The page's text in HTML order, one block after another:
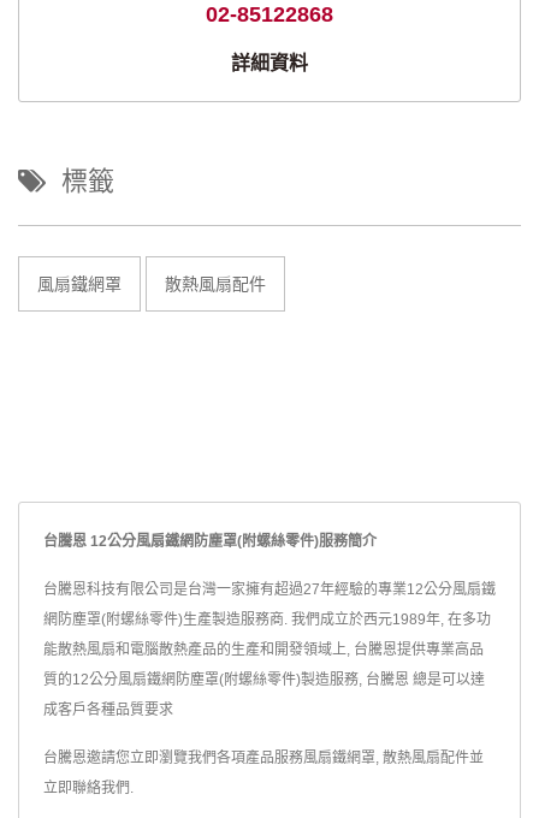
02-85122868
詳細資料
標籤
風扇鐵網罩 散熱風扇配件
台騰恩 12公分風扇鐵網防塵罩(附螺絲零件)服務簡介
台騰恩科技有限公司是台灣一家擁有超過27年經驗的專業12公分風扇鐵
網防塵罩(附螺絲零件)生產製造服務商. 我們成立於西元1989年, 在多功
能散熱風扇和電腦散熱產品的生產和開發領域上, 台騰恩提供專業高品
質的12公分風扇鐵網防塵罩(附螺絲零件)製造服務, 台騰恩 總是可以達
成客戶各種品質要求
台騰恩邀請您立即瀏覽我們各項產品服務風扇鐵網罩, 散熱風扇配件並
立即聯絡我們.